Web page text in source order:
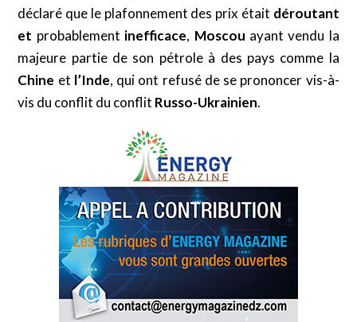
déclaré que le plafonnement des prix était déroutant
et probablement inefficace, Moscou ayant vendu la
majeure partie de son pétrole à des pays comme la
Chine et l’Inde, qui ont refusé de se prononcer vis-à-
vis du conflit du conflit Russo-Ukrainien.